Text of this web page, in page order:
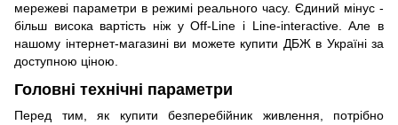
мережеві параметри в режимі реального часу. Єдиний мінус -
більш висока вартість ніж у Off-Line і Line-interactive. Але в
нашому інтернет-магазині ви можете купити ДБЖ в Україні за
доступною ціною.
Головні технічні параметри
Перед тим, як купити безперебійник живлення, потрібно